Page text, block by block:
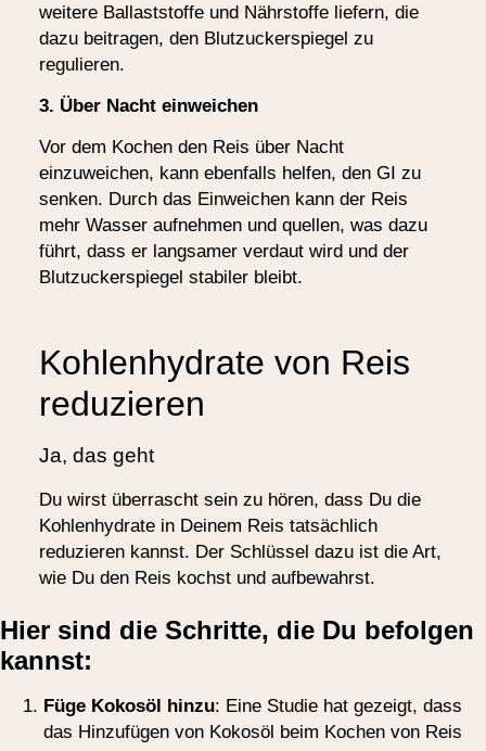
weitere Ballaststoffe und Nährstoffe liefern, die
dazu beitragen, den Blutzuckerspiegel zu
regulieren.
3. Über Nacht einweichen
Vor dem Kochen den Reis über Nacht
einzuweichen, kann ebenfalls helfen, den GI zu
senken. Durch das Einweichen kann der Reis
mehr Wasser aufnehmen und quellen, was dazu
führt, dass er langsamer verdaut wird und der
Blutzuckerspiegel stabiler bleibt.
Kohlenhydrate von Reis
reduzieren
Ja, das geht
Du wirst überrascht sein zu hören, dass Du die
Kohlenhydrate in Deinem Reis tatsächlich
reduzieren kannst. Der Schlüssel dazu ist die Art,
wie Du den Reis kochst und aufbewahrst.
Hier sind die Schritte, die Du befolgen
kannst:
Füge Kokosöl hinzu: Eine Studie hat gezeigt, dass
das Hinzufügen von Kokosöl beim Kochen von Reis